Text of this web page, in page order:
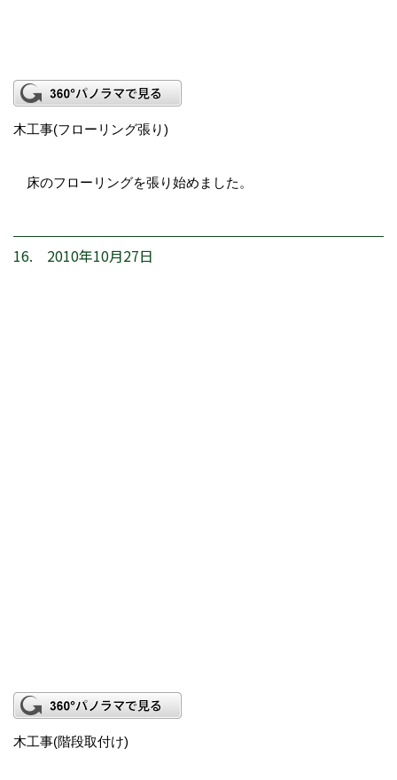
木工事(フローリング張り)
床のフローリングを張り始めました。
16. 2010年10月27日
木工事(階段取付け)